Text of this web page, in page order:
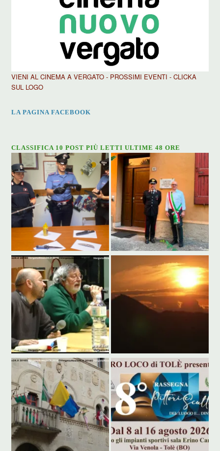
VIENI AL CINEMA A VERGATO - PROSSIMI EVENTI - CLICKA
SUL LOGO
LA PAGINA FACEBOOK
CLASSIFICA 10 POST PIÙ LETTI ULTIME 48 ORE